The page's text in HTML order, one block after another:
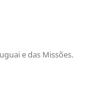
e das Missões.